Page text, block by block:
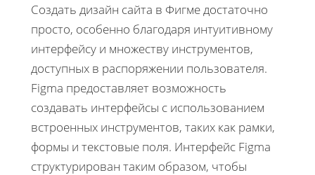
Создать дизайн сайта в Фигме достаточно
просто, особенно благодаря интуитивному
интерфейсу и множеству инструментов,
доступных в распоряжении пользователя.
Figma предоставляет возможность
создавать интерфейсы с использованием
встроенных инструментов, таких как рамки,
формы и текстовые поля. Интерфейс Figma
структурирован таким образом, чтобы